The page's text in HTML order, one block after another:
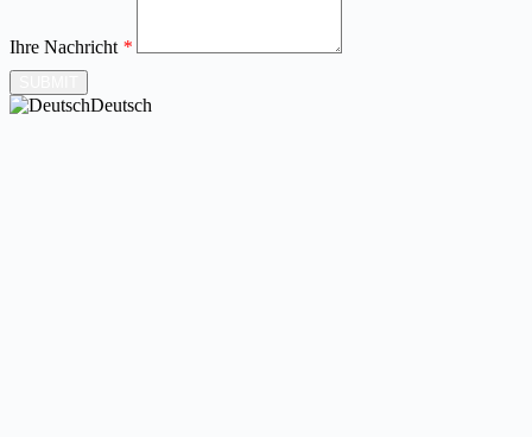
Ihre Nachricht *
Deutsch